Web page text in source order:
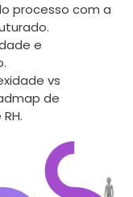
processo com a
e
vs
de